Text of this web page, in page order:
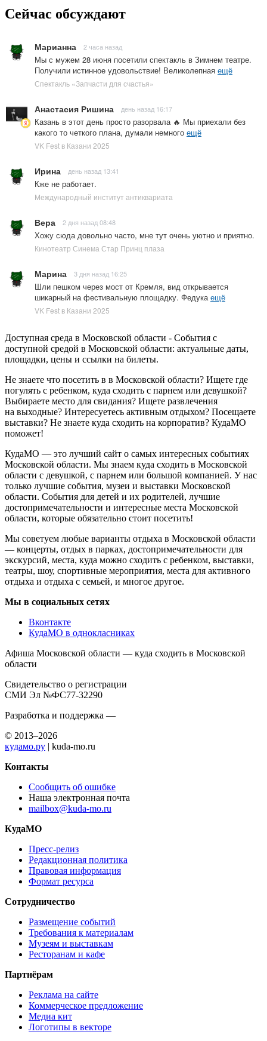
Сейчас обсуждают
Марианна 2 часа назад
Мы с мужем 28 июня посетили спектакль в Зимнем театре.
Получили истинное удовольствие! Великолепная ещё
Спектакль «Запчасти для счастья»
Анастасия Ришина день назад 16:17
Казань в этот день просто разорвала 🔥 Мы приехали без
какого то четкого плана, думали немного ещё
VK Fest в Казани 2025
Ирина день назад 13:41
Кже не работает.
Международный институт антиквариата
Вера 2 дня назад 08:48
Хожу сюда довольно часто, мне тут очень уютно и приятно.
Кинотеатр Синема Стар Принц плаза
Марина 3 дня назад 16:25
Шли пешком через мост от Кремля, вид открывается
шикарный на фестивальную площадку. Федукаещё
VK Fest в Казани 2025
Доступная среда в Московской области - События с
доступной средой в Московской области: актуальные даты,
площадки, цены и ссылки на билеты.
Не знаете что посетить в в Московской области? Ищете где
погулять с ребенком, куда сходить с парнем или девушкой?
Выбираете место для свидания? Ищете развлечения
на выходные? Интересуетесь активным отдыхом? Посещаете
выставки? Не знаете куда сходить на корпоратив? КудаМО
поможет!
КудаМО — это лучший сайт о самых интересных событиях
Московской области. Мы знаем куда сходить в Московской
области с девушкой, с парнем или большой компанией. У нас
только лучшие события, музеи и выставки Московской
области. События для детей и их родителей, лучшие
достопримечательности и интересные места Московской
области, которые обязательно стоит посетить!
Мы советуем любые варианты отдыха в Московской области
— концерты, отдых в парках, достопримечательности для
экскурсий, места, куда можно сходить с ребенком, выставки,
театры, шоу, спортивные мероприятия, места для активного
отдыха и отдыха с семьей, и многое другое.
Мы в социальных сетях
Вконтакте
КудаМО в однокласниках
Афиша Московской области — куда сходить в Московской
области
Свидетельство о регистрации
СМИ Эл №ФС77-32290
Разработка и поддержка —
© 2013–2026
кудамо.ру | kuda-mo.ru
Контакты
Сообщить об ошибке
Наша электронная почта
mailbox@kuda-mo.ru
КудаМО
Пресс-релиз
Редакционная политика
Правовая информация
Формат ресурса
Сотрудничество
Размещение событий
Требования к материалам
Музеям и выставкам
Ресторанам и кафе
Партнёрам
Реклама на сайте
Коммерческое предложение
Медиа кит
Логотипы в векторе